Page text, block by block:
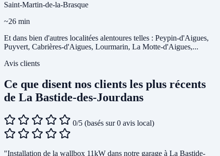
Saint-Martin-de-la-Brasque
~26 min
Et dans bien d'autres localitées alentoures telles : Peypin-d'Aigues,
Puyvert, Cabrières-d'Aigues, Lourmarin, La Motte-d'Aigues,...
Avis clients
Ce que disent nos clients les plus récents
de La Bastide-des-Jourdans
0/5 (basés sur 0 avis local)
"Installation de la wallbox 11kW dans notre garage à La Bastide-